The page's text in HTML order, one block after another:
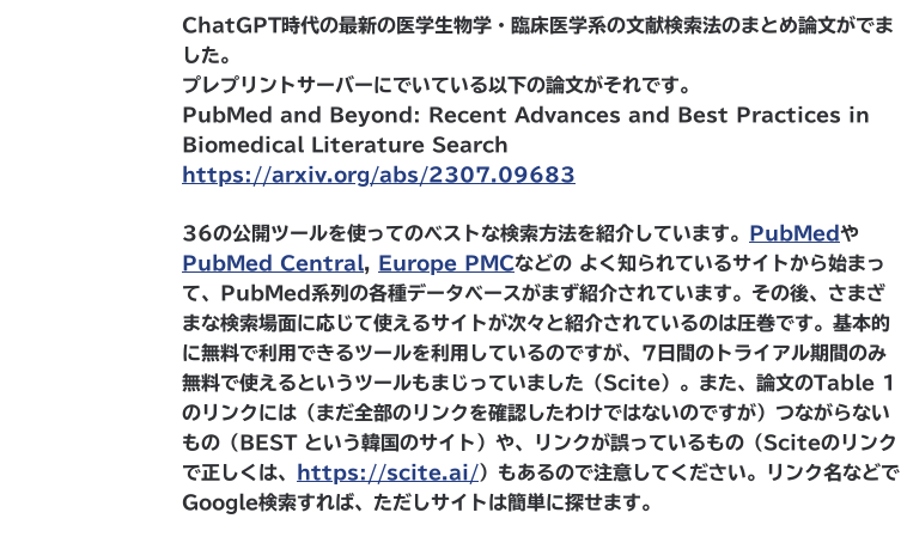
ChatGPT時代の最新の医学生物学・臨床医学系の文献検索法のまとめ論文がでま
した。
プレプリントサーバーにでいている以下の論文がそれです。
PubMed and Beyond: Recent Advances and Best Practices in
Biomedical Literature Search
https://arxiv.org/abs/2307.09683
36の公開ツールを使ってのベストな検索方法を紹介しています。 PubMedや
PubMed Central , Europe PMCなどの よく知られているサイトから始まっ
て、PubMed系列の各種データベースがまず紹介されています。その後、さまざ
まな検索場面に応じて使えるサイトが次々と紹介されているのは圧巻です。基本的
に無料で利用できるツールを利用しているのですが、7日間のトライアル期間のみ
無料で使えるというツールもまじっていました（Scite）。また、論文のTable 1
のリンクには（まだ全部のリンクを確認したわけではないのですが）つながらない
もの（BEST という韓国のサイト）や、リンクが誤っているもの（Sciteのリンク
で正しくは、
https://scite.ai/）もあるので注意してください。リンク名などで
Google検索すれば、ただしサイトは簡単に探せます。